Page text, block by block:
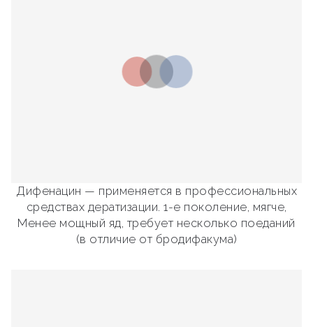
Дифенацин — применяется в профессиональных
средствах дератизации. 1-е поколение, мягче,
Менее мощный яд, требует несколько поеданий
(в отличие от бродифакума)